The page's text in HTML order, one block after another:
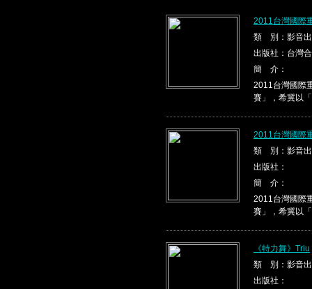
2011台灣國際
類 別：影音
出版社：台灣
簡 介：
2011台灣國際
賽」，希冀以
2011台灣國際
類 別：影音
出版社：
簡 介：
2011台灣國際
賽」，希冀以
《特力舞》Triu
類 別：影音
出版社：